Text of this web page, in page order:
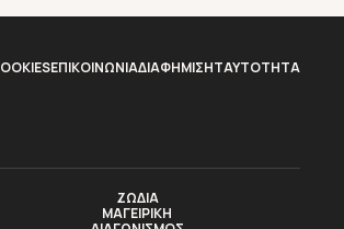
ΕΠΙΚΟΙΝΩΝΙΑΔΙΑΦΗΜΙΣΗTAYTOTHTA
ΖΩΔΙΑ
ΜΑΓΕΙΡΙΚΗ